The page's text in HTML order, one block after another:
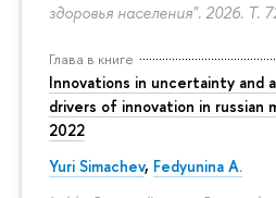
здоровья населения". 2026. Т.
Глава в книге
Innovations in uncertainty and
drivers of innovation in russian
2022
Yuri Simachev, Fedyunina A.